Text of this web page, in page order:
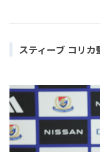
スティーブ コリカ